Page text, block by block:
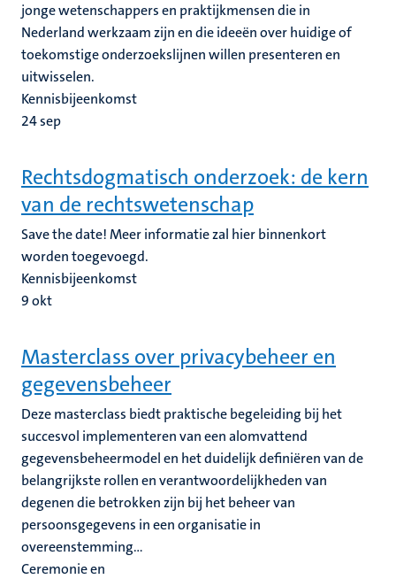
jonge wetenschappers en praktijkmensen die in
Nederland werkzaam zijn en die ideeën over huidige of
toekomstige onderzoekslijnen willen presenteren en
uitwisselen.
Kennisbijeenkomst
24sep
Rechtsdogmatisch onderzoek: de kern
van de rechtswetenschap
Save the date! Meer informatie zal hier binnenkort
worden toegevoegd.
Kennisbijeenkomst
9okt
Masterclass over privacybeheer en
gegevensbeheer
Deze masterclass biedt praktische begeleiding bij het
succesvol implementeren van een alomvattend
gegevensbeheermodel en het duidelijk definiëren van de
belangrijkste rollen en verantwoordelijkheden van
degenen die betrokken zijn bij het beheer van
persoonsgegevens in een organisatie in
overeenstemming...
Ceremonie en